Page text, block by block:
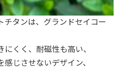
チタンは、グランドセイコー
くく、耐磁性も高い、
じさせないデザイン、